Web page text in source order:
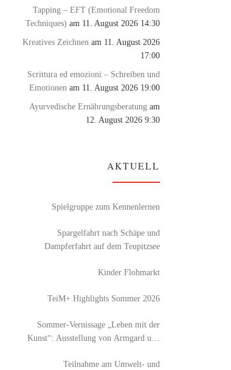
Tapping – EFT (Emotional Freedom
Techniques) am 11. August 2026 14:30
Kreatives Zeichnen am 11. August 2026
17:00
Scrittura ed emozioni – Schreiben und
Emotionen am 11. August 2026 19:00
Ayurvedische Ernährungsberatung am
12. August 2026 9:30
AKTUELL
Spielgruppe zum Kennenlernen
Spargelfahrt nach Schäpe und
Dampferfahrt auf dem Teupitzsee
Kinder Flohmarkt
TeiM+ Highlights Sommer 2026
Sommer-Vernissage „Leben mit der
Kunst“: Ausstellung von Armgard und
Teilnahme am Umwelt- und